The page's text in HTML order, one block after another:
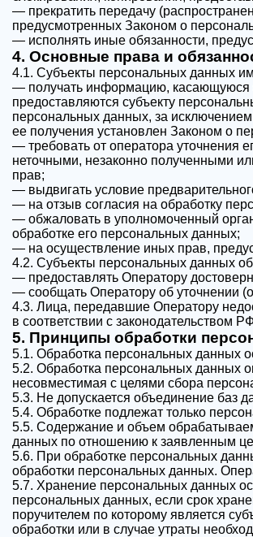
— прекратить передачу
предусмотренных Законом о
— исполнять иные обязанности,
4. Основные права и
4.1. Субъекты персональных данных
— получать информацию, касающуюся
предоставляются субъекту
персональных данных, за
ее получения установлен Законом о
— требовать от оператора уточнения
неточными, незаконно полученными
прав;
— выдвигать условие
— на отзыв согласия на обработку
— обжаловать в уполномоченный
обработке его персональных данных;
— на осуществление иных прав,
4.2. Субъекты персональных данных
— предоставлять Оператору
— сообщать Оператору об уточнении
4.3. Лица, передавшие Оператору
в соответствии с законодательством
5. Принципы обработки
5.1. Обработка персональных данных
5.2. Обработка персональных данных
несовместимая с целями сбора
5.3. Не допускается объединение баз
5.4. Обработке подлежат только
5.5. Содержание и объем
данных по отношению к заявленным
5.6. При обработке персональных
обработки персональных данных.
5.7. Хранение персональных данных
персональных данных, если срок
поручителем по которому является
обработки или в случае утраты